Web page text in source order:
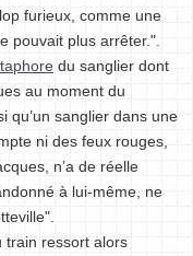
furieux, comme une
pouvait plus arrêter.".
du sanglier dont
au moment du
qu’un sanglier dans une
ni des feux rouges,
n’a de réelle
à lui-même, ne
train ressort alors